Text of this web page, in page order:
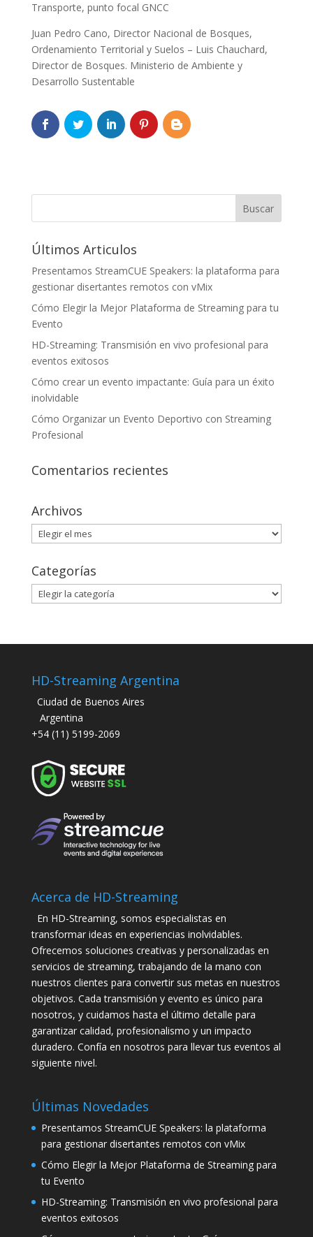
Transporte, punto focal GNCC
Juan Pedro Cano, Director Nacional de Bosques,
Ordenamiento Territorial y Suelos – Luis Chauchard,
Director de Bosques. Ministerio de Ambiente y
Desarrollo Sustentable
Últimos Articulos
Presentamos StreamCUE Speakers: la plataforma para
gestionar disertantes remotos con vMix
Cómo Elegir la Mejor Plataforma de Streaming para tu
Evento
HD-Streaming: Transmisión en vivo profesional para
eventos exitosos
Cómo crear un evento impactante: Guía para un éxito
inolvidable
Cómo Organizar un Evento Deportivo con Streaming
Profesional
Comentarios recientes
Archivos
Archivos
Categorías
Categorías
HD-Streaming Argentina
Ciudad de Buenos Aires
Argentina
+54 (11) 5199-2069
Acerca de HD-Streaming
En HD-Streaming, somos especialistas en
transformar ideas en experiencias inolvidables.
Ofrecemos soluciones creativas y personalizadas en
servicios de streaming, trabajando de la mano con
nuestros clientes para convertir sus metas en nuestros
objetivos. Cada transmisión y evento es único para
nosotros, y cuidamos hasta el último detalle para
garantizar calidad, profesionalismo y un impacto
duradero. Confía en nosotros para llevar tus eventos al
siguiente nivel.
Últimas Novedades
Presentamos StreamCUE Speakers: la plataforma
para gestionar disertantes remotos con vMix
Cómo Elegir la Mejor Plataforma de Streaming para
tu Evento
HD-Streaming: Transmisión en vivo profesional para
eventos exitosos